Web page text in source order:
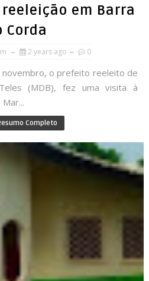
em Barra
Corda
2 years ago 0
o prefeito reeleito de
(MDB), fez uma visita à
Completo